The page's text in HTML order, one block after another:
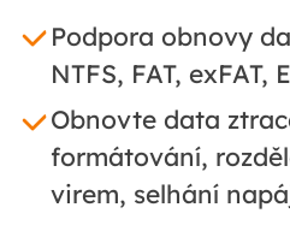
Podpora obnovy
NTFS, FAT, exFAT,
Obnovte data
formátování,
virem, selhání